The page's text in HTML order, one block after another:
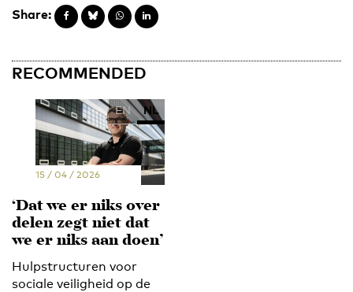
Share:
RECOMMENDED
EN NL
15 / 04 / 2026
‘Dat we er niks over
delen zegt niet dat
we er niks aan doen’
Hulpstructuren voor
sociale veiligheid op de